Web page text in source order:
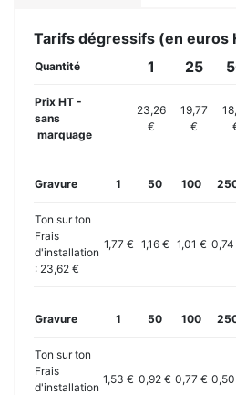
Tarifs dégressifs (en euros
Quantité 1 25
Prix HT -
sans
marquage
23,26
€
19,77
€
Gravure 1 50 100
Ton sur ton
Frais
d'installation
: 23,62 €
1,77 € 1,16 € 1,01 € 0,74
Gravure 1 50 100
Ton sur ton
Frais
d'installation
1,53 € 0,92 € 0,77 €